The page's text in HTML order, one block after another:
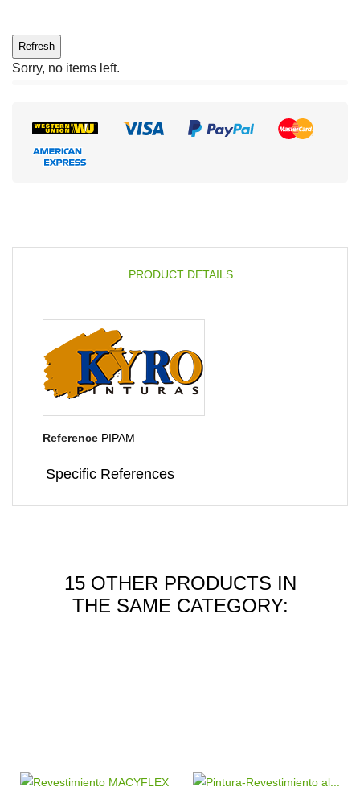
Sorry, no items left.
PRODUCT DETAILS
Reference PIPAM
Specific References
15 OTHER PRODUCTS IN
THE SAME CATEGORY: